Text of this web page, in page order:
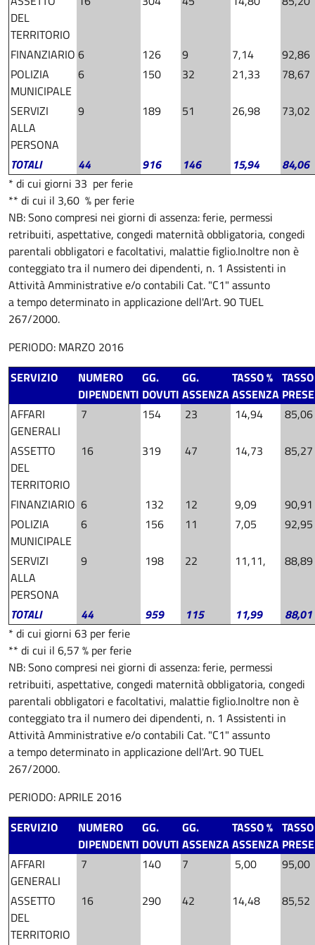
DEL
TERRITORIO
FINANZIARIO 6 126 9 7,14
92,86
POLIZIA
MUNICIPALE
6 150 32 21,33 78,67
SERVIZI
ALLA
PERSONA
9 189 51 26,98 73,02
TOTALI 44 916 146 15,94
84,06
* di cui giorni 33 per ferie
** di cui il 3,60 % per ferie
NB: Sono compresi nei giorni di assenza: ferie, permessi
retribuiti, aspettative, congedi maternità obbligatoria, congedi
parentali obbligatori e facoltativi, malattie figlio.Inoltre non è
conteggiato tra il numero dei dipendenti, n. 1 Assistenti in
Attività Amministrative e/o contabili Cat. "C1" assunto
a tempo determinato in applicazione dell'Art. 90 TUEL
267/2000.
PERIODO: MARZO 2016
SERVIZIO
NUMERO
DIPENDENTI
GG.
DOVUTI
GG.
ASSENZA
TASSO %
ASSENZA
AFFARI
GENERALI
7 154 23 14,94 85,06
ASSETTO
DEL
TERRITORIO
16 319 47 14,73 85,27
FINANZIARIO 6 132 12 9,09
90,91
POLIZIA
MUNICIPALE
6 156 11 7,05 92,95
SERVIZI
ALLA
PERSONA
9 198 22 11,11, 88,89
TOTALI 44 959 115 11,99
88,01
* di cui giorni 63 per ferie
** di cui il 6,57 % per ferie
NB: Sono compresi nei giorni di assenza: ferie, permessi
retribuiti, aspettative, congedi maternità obbligatoria, congedi
parentali obbligatori e facoltativi, malattie figlio.Inoltre non è
conteggiato tra il numero dei dipendenti, n. 1 Assistenti in
Attività Amministrative e/o contabili Cat. "C1" assunto
a tempo determinato in applicazione dell'Art. 90 TUEL
267/2000.
PERIODO: APRILE 2016
SERVIZIO
NUMERO
DIPENDENTI
GG.
DOVUTI
GG.
ASSENZA
TASSO %
ASSENZA
AFFARI
GENERALI
7 140 7 5,00 95,00
ASSETTO
DEL
TERRITORIO
16 290 42 14,48 85,52